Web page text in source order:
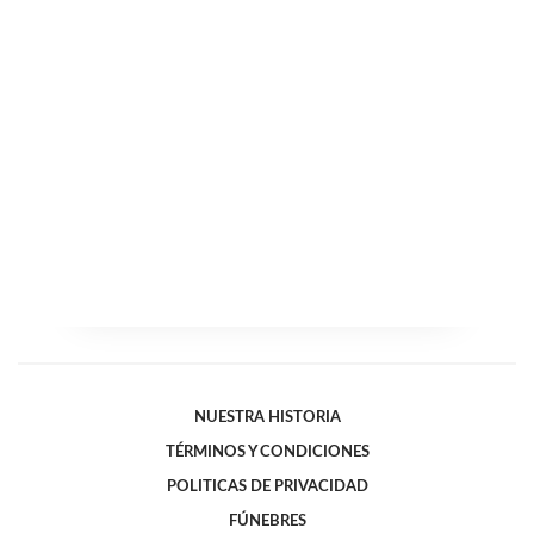
NUESTRA HISTORIA
TÉRMINOS Y CONDICIONES
POLITICAS DE PRIVACIDAD
FÚNEBRES